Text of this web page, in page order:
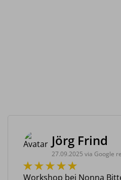
Jörg Frind
27.09.2025 via Google
Workshop bei Nonna